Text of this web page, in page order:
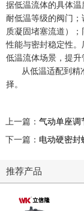
据低温流体的具体
耐低温等级的阀门
质凝固堵塞流道）
性能与密封稳定性
低温流体场景，提升
从低温适配到精
择。
上一篇： 气动单座调
下一篇： 电动硬密封
推荐产品